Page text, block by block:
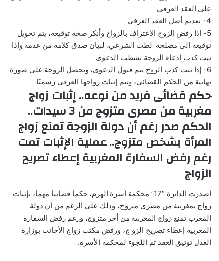
على العقد العرفي
4- تقديم أصل العقد العرفي
5- إذا رفض الزوج الاعتراف بالزواج وأنكر صحة توقيعه، يتم تحويل
توقيعه إلى مصلحة الطب الشرعي، لبيان صدق كلامه من عدمه وإذا
ثبت كذب إدعاء الزوجة تشطب الدعوى
6- إذا ثبت كذب الزوج يتم قبول الدعوى، وتحصل الزوجة على صورة
نهائية من الحكم القضائي، ويتم إثبات زواجها العرفي رسميًا
حكم قضائى فريد من نوعه.. إثبات زواج
مغربية من مصرى متزوج من 3 سيدات..
الحكم صدر رغم أن دولة الزوجة تمنع زواج
المرأة بشخص متزوج.. عملية الإثبات تمت
رغم رفض السفارة المغربية إعطاء تصريح
الزواج
أصدرت الدائرة “17” محكمة أسرة الهرم، حكماَ قضائياَ مهماَ، بإثبات
زواج بمغربية من مصري متزوج، وذلك على الرغم من أن دولة
المغرب تمنع زواج المغربية من أخر متزوج، ورغم رفض السفارة
المغربية إعطاء تصريح الزواج، ورفض مكتب زواج الأجانب بوزارة
العدل توثيق العقد تم اللجوء لمحكمة الأسرة.